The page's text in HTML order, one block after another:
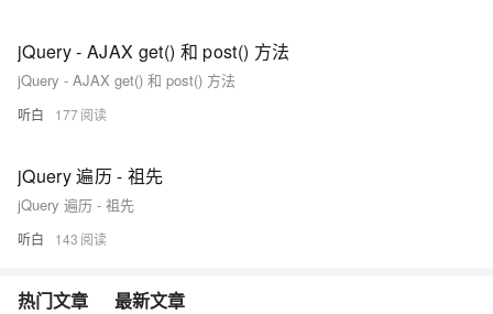
jQuery - AJAX get() 和 post() 方法
jQuery - AJAX get() 和 post() 方法
听白 177
jQuery 遍历 - 祖先
jQuery 遍历 - 祖先
听白 143
热门文章 最新文章